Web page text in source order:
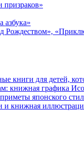
призраков»
азбука»
Рождеством»,
книги для детей,
книжная графика
японского
и книжная